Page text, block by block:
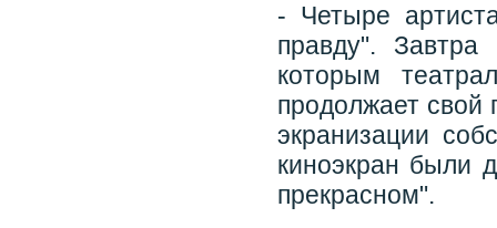
- Четыре
правду".
которым
продолжает свой
экранизации
киноэкран были
прекрасном".